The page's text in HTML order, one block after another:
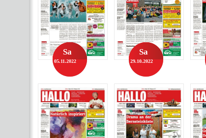
Sa
05.11.2022
Sa
29.10.2022